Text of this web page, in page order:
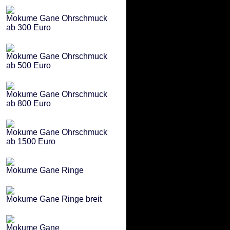
Mokume Gane Ohrschmuck
ab 300 Euro
Mokume Gane Ohrschmuck
ab 500 Euro
Mokume Gane Ohrschmuck
ab 800 Euro
Mokume Gane Ohrschmuck
ab 1500 Euro
Mokume Gane Ringe
Mokume Gane Ringe breit
Mokume Gane